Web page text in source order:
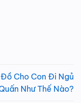
Cho Con Đi Ngủ
Như Thế Nào?